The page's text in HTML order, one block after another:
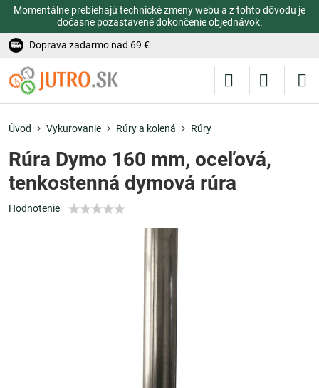
Momentálne prebiehajú technické zmeny webu a z tohto dôvodu je
dočasne pozastavené dokončenie objednávok.
Doprava zadarmo nad 69 €
Úvod Vykurovanie Rúry a kolená Rúry
Rúra Dymo 160 mm, oceľová,
tenkostenná dymová rúra
Hodnotenie